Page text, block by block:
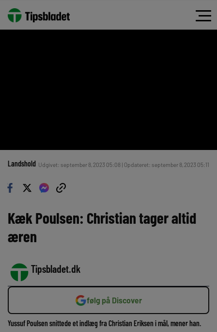
Landshold Udgivet: september 8, 2023 05:08 | Opdateret: september 8, 2023 05:11
Kæk Poulsen: Christian tager altid
æren
Tipsbladet.dk
følg på Discover
Yussuf Poulsen snittede et indlæg fra Christian Eriksen i mål, mener han.